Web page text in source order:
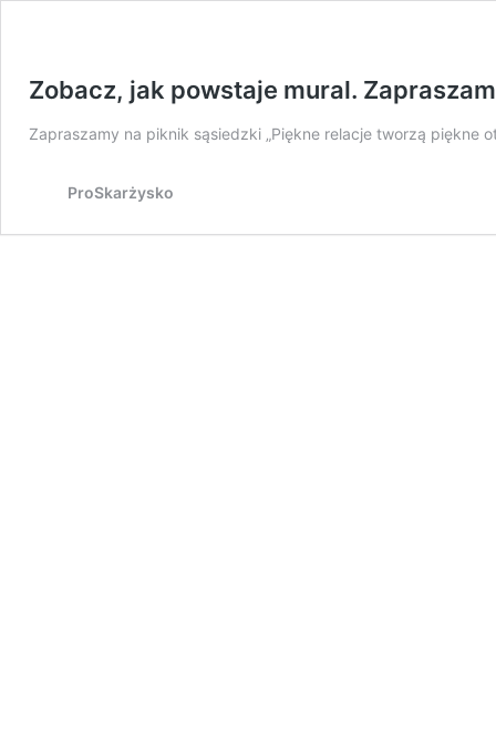
Zobacz, jak powstaje mural.
Zapraszamy na piknik sąsiedzki „Piękne relacje tworzą piękne
ProSkarżysko